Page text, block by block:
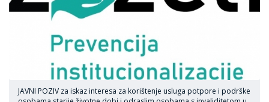
JAVNI POZIV za iskaz interesa za korištenje usluga potpore i podrške